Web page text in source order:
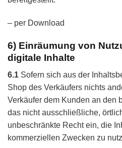
– per Download
6) Einräumung von
digitale Inhalte
6.1 Sofern sich aus der
Shop des Verkäufers nichts
Verkäufer dem Kunden an den
das nicht ausschließliche,
unbeschränkte Recht ein, die
kommerziellen Zwecken zu